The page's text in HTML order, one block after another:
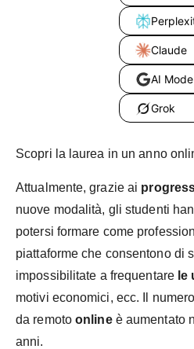
Claude
AI Mode
Grok
Scopri la laurea in un anno
Attualmente, grazie ai
nuove modalità, gli studenti
potersi formare come
piattaforme che consentono di
impossibilitate a frequentare le
motivi economici, ecc. Il
da remoto onlineè aumentato
anni.